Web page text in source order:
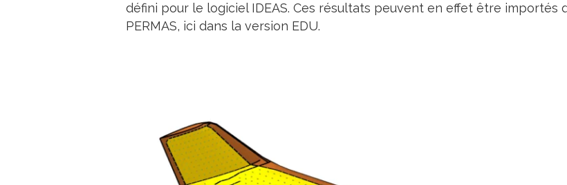
défini pour le logiciel IDEAS. Ces résultats peuvent en effet être importés
PERMAS, ici dans la version EDU.